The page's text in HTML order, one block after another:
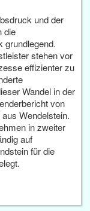
und der
die
grundlegend.
stehen vor
effizienter zu
Wandel in der
von
Wendelstein.
in zweiter
auf
für die